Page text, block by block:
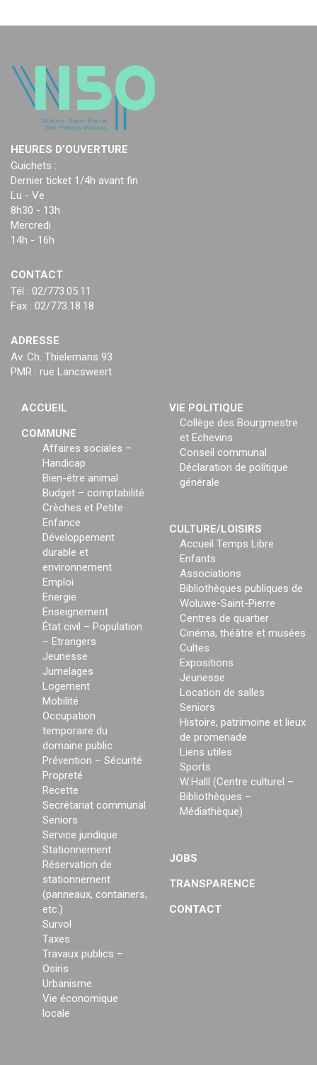
HEURES D’OUVERTURE
Guichets :
Dernier ticket 1/4h avant fin
Lu - Ve
8h30 - 13h
Mercredi
14h - 16h
CONTACT
Tél : 02/773.05.11
Fax : 02/773.18.18
ADRESSE
Av. Ch. Thielemans 93
PMR : rue Lancsweert
ACCUEIL
COMMUNE
Affaires sociales –
Handicap
Bien-être animal
Budget – comptabilité
Crèches et Petite
Enfance
Développement
durable et
environnement
Emploi
Energie
Enseignement
État civil – Population
– Etrangers
Jeunesse
Jumelages
Logement
Mobilité
Occupation
temporaire du
domaine public
Prévention – Sécurité
Propreté
Recette
Secrétariat communal
Seniors
Service juridique
Stationnement
Réservation de
stationnement
(panneaux, containers,
etc.)
Survol
Taxes
Travaux publics –
Osiris
Urbanisme
Vie économique
locale
VIE POLITIQUE
Collège des Bourgmestre
et Echevins
Conseil communal
Déclaration de politique
générale
CULTURE/LOISIRS
Accueil Temps Libre
Enfants
Associations
Bibliothèques publiques de
Woluwe-Saint-Pierre
Centres de quartier
Cinéma, théâtre et musées
Cultes
Expositions
Jeunesse
Location de salles
Seniors
Histoire, patrimoine et lieux
de promenade
Liens utiles
Sports
W:Halll (Centre culturel –
Bibliothèques –
Médiathèque)
JOBS
TRANSPARENCE
CONTACT